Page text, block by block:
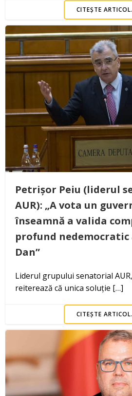
CITEȘTE
Petrișor Peiu (liderul
AUR): „A vota un
înseamnă a valida
profund
Dan”
Liderul grupului senatorial
reiterează că unica soluție […]
CITEȘTE